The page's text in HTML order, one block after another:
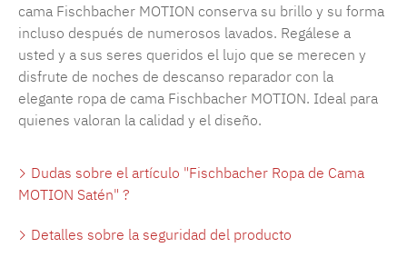
cama Fischbacher MOTION conserva su brillo y su forma
incluso después de numerosos lavados. Regálese a
usted y a sus seres queridos el lujo que se merecen y
disfrute de noches de descanso reparador con la
elegante ropa de cama Fischbacher MOTION. Ideal para
quienes valoran la calidad y el diseño.
Dudas sobre el artículo "Fischbacher Ropa de Cama
MOTION Satén" ?
Detalles sobre la seguridad del producto